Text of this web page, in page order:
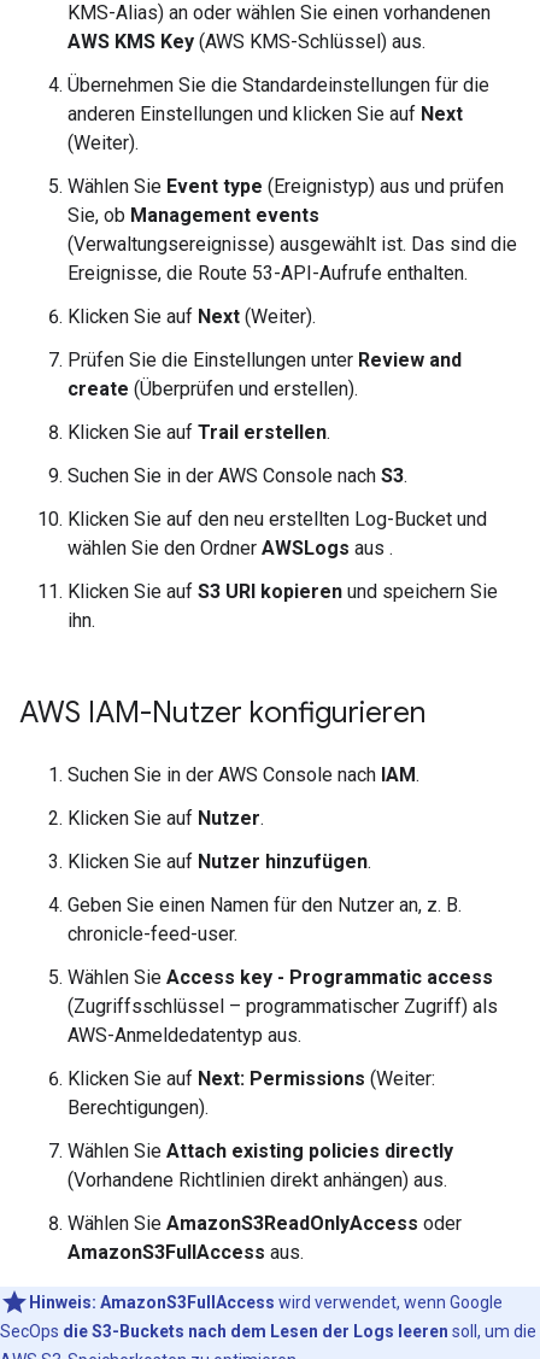
KMS-Alias) an oder wählen Sie einen vorhandenen
AWS KMS Key (AWS KMS-Schlüssel) aus.
Übernehmen Sie die Standardeinstellungen für die
anderen Einstellungen und klicken Sie auf Next
(Weiter).
Wählen Sie Event type (Ereignistyp) aus und prüfen
Sie, ob Management events
(Verwaltungsereignisse) ausgewählt ist. Das sind die
Ereignisse, die Route 53-API-Aufrufe enthalten.
Klicken Sie auf Next (Weiter).
Prüfen Sie die Einstellungen unter Review and
create (Überprüfen und erstellen).
Klicken Sie auf Trail erstellen.
Suchen Sie in der AWS Console nach S3.
Klicken Sie auf den neu erstellten Log-Bucket und
wählen Sie den Ordner AWSLogs aus .
Klicken Sie auf S3 URI kopieren und speichern Sie
ihn.
AWS IAM-Nutzer konfigurieren
Suchen Sie in der AWS Console nach IAM.
Klicken Sie auf Nutzer.
Klicken Sie auf Nutzer hinzufügen.
Geben Sie einen Namen für den Nutzer an, z. B.
chronicle-feed-user.
Wählen Sie Access key - Programmatic access
(Zugriffsschlüssel – programmatischer Zugriff) als
AWS-Anmeldedatentyp aus.
Klicken Sie auf Next: Permissions (Weiter:
Berechtigungen).
Wählen Sie Attach existing policies directly
(Vorhandene Richtlinien direkt anhängen) aus.
Wählen Sie AmazonS3ReadOnlyAccess oder
AmazonS3FullAccess aus.
Hinweis: AmazonS3FullAccess wird verwendet, wenn Google
SecOps die S3-Buckets nach dem Lesen der Logs leeren soll, um die